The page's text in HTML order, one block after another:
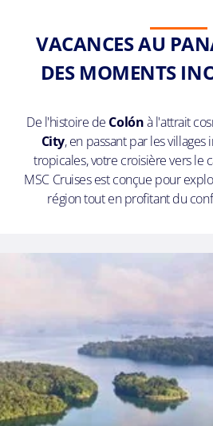
VACANCES AU
DES MOMENTS
De l'histoire de Colónà l'attrait
City, en passant par les
tropicales, votre croisière vers le
MSC Cruises est conçue pour
région tout en profitant du